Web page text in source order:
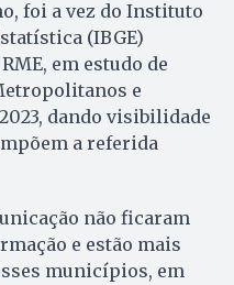
foi a vez do Instituto
(IBGE)
em estudo de
e
dando visibilidade
a referida
não ficaram
e estão mais
municípios, em